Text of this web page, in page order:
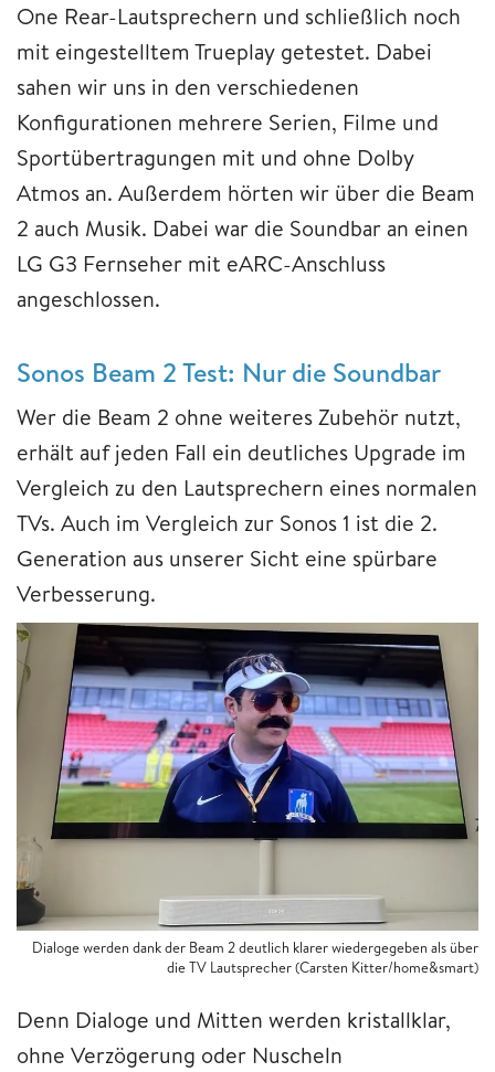
One Rear-Lautsprechern und schließlich noch
mit eingestelltem Trueplay getestet. Dabei
sahen wir uns in den verschiedenen
Konfigurationen mehrere Serien, Filme und
Sportübertragungen mit und ohne Dolby
Atmos an. Außerdem hörten wir über die Beam
2 auch Musik. Dabei war die Soundbar an einen
LG G3 Fernseher mit eARC-Anschluss
angeschlossen.
Sonos Beam 2 Test: Nur die Soundbar
Wer die Beam 2 ohne weiteres Zubehör nutzt,
erhält auf jeden Fall ein deutliches Upgrade im
Vergleich zu den Lautsprechern eines normalen
TVs. Auch im Vergleich zur Sonos 1 ist die 2.
Generation aus unserer Sicht eine spürbare
Verbesserung.
Dialoge werden dank der Beam 2 deutlich klarer wiedergegeben als über
die TV Lautsprecher (Carsten Kitter/home&smart)
Denn Dialoge und Mitten werden kristallklar,
ohne Verzögerung oder Nuscheln